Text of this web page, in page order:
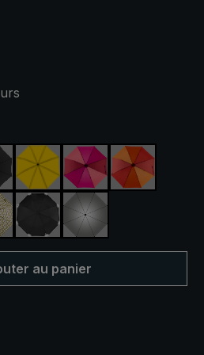
jaune rose fuchsia /
orange /
à carreauxnoir, avec bandes
argent, protection
au panier